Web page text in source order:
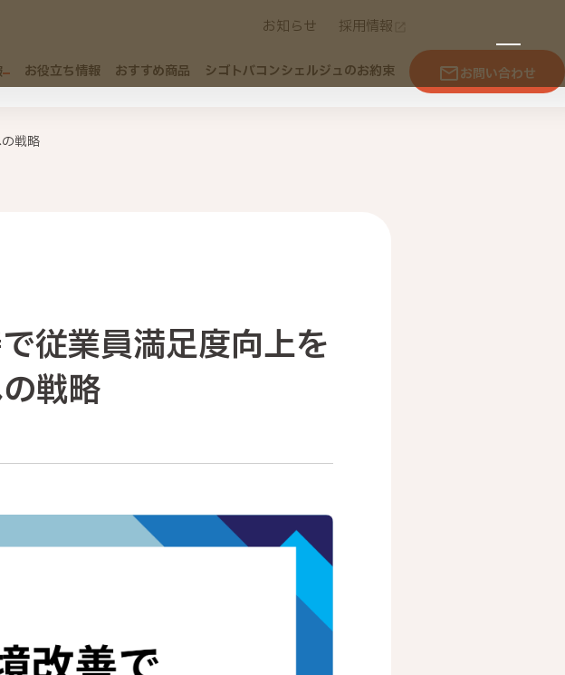
お知らせ 採用情報
お役立ち情報 おすすめ商品 シゴトバコンシェルジュのお約束 お問い合わせ
戦略
従業員満足度向上を
戦略